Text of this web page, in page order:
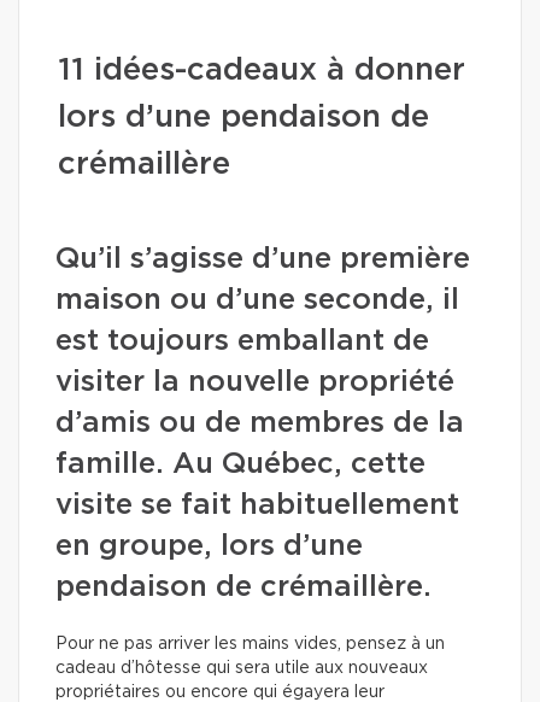
11 idées-cadeaux à donner
lors d’une pendaison de
crémaillère
Qu’il s’agisse d’une première
maison ou d’une seconde, il
est toujours emballant de
visiter la nouvelle propriété
d’amis ou de membres de la
famille. Au Québec, cette
visite se fait habituellement
en groupe, lors d’une
pendaison de crémaillère.
Pour ne pas arriver les mains vides, pensez à un
cadeau d’hôtesse qui sera utile aux nouveaux
propriétaires ou encore qui égayera leur